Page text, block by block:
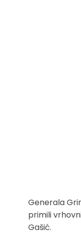
Generala
primili
Gašić.